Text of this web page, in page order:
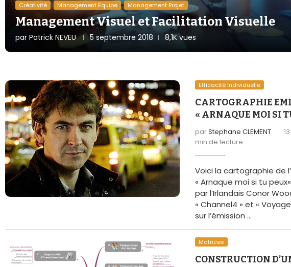
Créativité Management Equipe Management Projet
Management Visuel et Facilitation Visuelle
par Patrick NEVEU 5 septembre 2018 8,1K vues
Efficacité Individuelle
CARTOGRAPHIE
« ARNAQUE MOI SI
parStephane CLEMENT
min de lecture
Voici la cartographie de
« Arnaque moi si tu
par l’Irlandais Conor
« Channel4 » et «
sur l’émission …
Matrices
CONSTRUCTION